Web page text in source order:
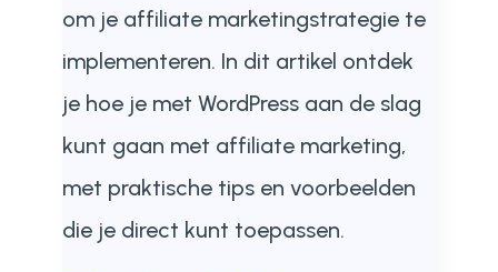
om je affiliate marketingstrategie te
implementeren. In dit artikel ontdek
je hoe je met WordPress aan de slag
kunt gaan met affiliate marketing,
met praktische tips en voorbeelden
die je direct kunt toepassen.